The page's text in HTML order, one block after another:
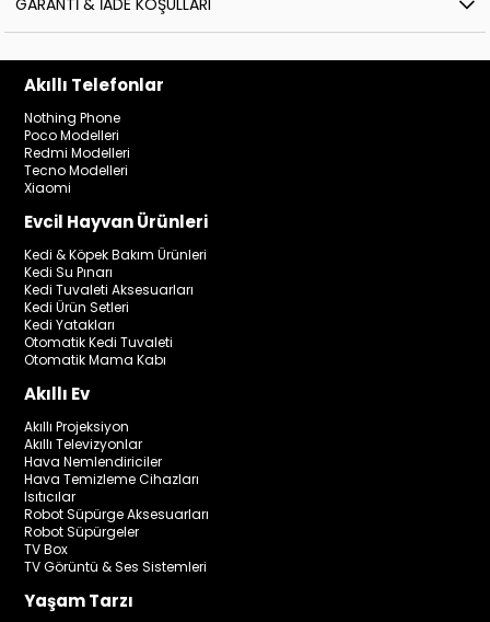
Akıllı Telefonlar
Nothing Phone
Poco Modelleri
Redmi Modelleri
Tecno Modelleri
Xiaomi
Evcil Hayvan Ürünleri
Kedi & Köpek Bakım Ürünleri
Kedi Su Pınarı
Kedi Tuvaleti Aksesuarları
Kedi Ürün Setleri
Kedi Yatakları
Otomatik Kedi Tuvaleti
Otomatik Mama Kabı
Akıllı Ev
Akıllı Projeksiyon
Akıllı Televizyonlar
Hava Nemlendiriciler
Hava Temizleme Cihazları
Isıtıcılar
Robot Süpürge Aksesuarları
Robot Süpürgeler
TV Box
TV Görüntü & Ses Sistemleri
Yaşam Tarzı